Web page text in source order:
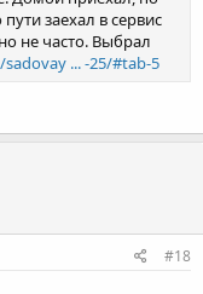
заехал в сервис
не часто. Выбрал
... -25/#tab-5
#18